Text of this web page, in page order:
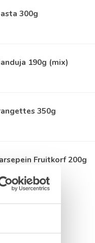
300g
190g (mix)
350g
Fruitkorf 200g